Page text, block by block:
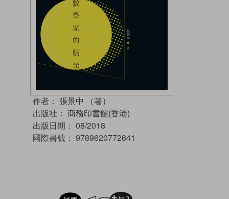
作者： 張景中 （著）
出版社： 商務印書館(香港)
出版日期： 08/2018
國際書號： 9789620772641
試閲